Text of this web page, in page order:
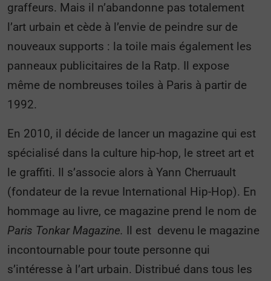
graffeurs. Mais il n’abandonne pas totalement
l’art urbain et cède à l’envie de peindre sur de
nouveaux supports : la toile mais également les
panneaux publicitaires de la Ratp. Il expose
même de nombreuses toiles à Paris à partir de
1992.
En 2010, il décide de lancer un magazine qui est
spécialisé dans la culture hip-hop, le street art et
le graffiti. Il s’associe alors à Yann Cherruault
(fondateur de la revue International Hip-Hop). En
hommage au livre, ce magazine prend le nom de
Paris Tonkar Magazine. Il est devenu le magazine
incontournable pour toute personne qui
s’intéresse à l’art urbain. Distribué dans tous les